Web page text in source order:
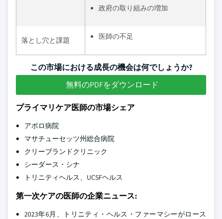
政府の取り組みの増加
落とし穴と課題 医師の不足
この市場における成長の機会は何でしょうか?
無料のPDFをダウンロード
プライマリケア医師の市場シェア
アポロ病院
マサチューセッツ州総合病院
クリーブランドクリニック
シーダース・シナ
トリニティヘルス、UCSFヘルス
第一次ケアの医師の企業ニュース:
2023年6月、トリニティ・ヘルス・ファーマシーがロース